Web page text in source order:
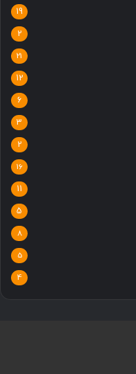
19
2
21
12
6
3
2
16
11
5
8
5
4